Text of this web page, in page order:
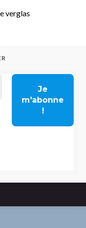
verglas